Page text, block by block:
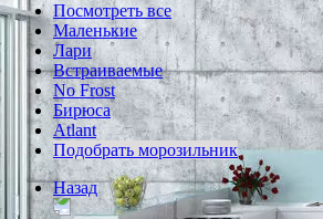
Посмотреть все
Маленькие
Лари
Встраиваемые
No Frost
Бирюса
Atlant
Подобрать морозильник
Назад